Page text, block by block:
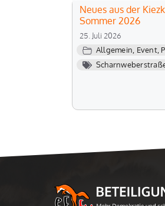
Neues aus der
Sommer 2026
25. Juli 2026
Allgemein, Event,